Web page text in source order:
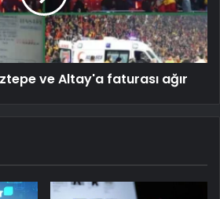
ve Altay'a faturası ağır